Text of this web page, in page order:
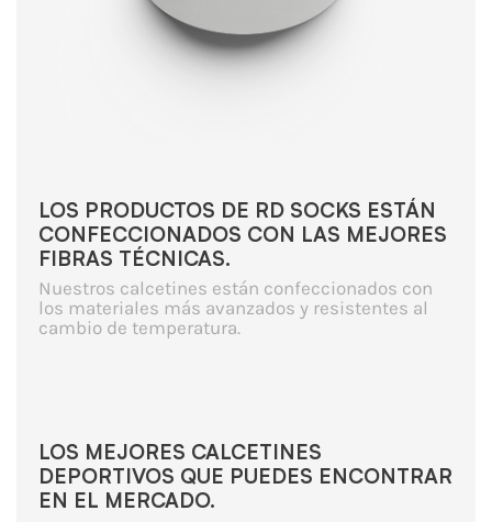
LOS PRODUCTOS DE RD SOCKS ESTÁN
CONFECCIONADOS CON LAS MEJORES
FIBRAS TÉCNICAS.
Nuestros calcetines están confeccionados con
los materiales más avanzados y resistentes al
cambio de temperatura.
LOS MEJORES CALCETINES
DEPORTIVOS QUE PUEDES ENCONTRAR
EN EL MERCADO.